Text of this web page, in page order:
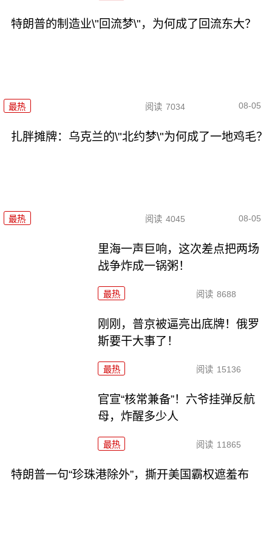
特朗普的制造业\"回流梦\"，为何成了回流东大？
最热 阅读 7034 08-05
扎胖摊牌：乌克兰的\"北约梦\"为何成了一地鸡毛？
最热 阅读 4045 08-05
里海一声巨响，这次差点把两场
战争炸成一锅粥！
最热 阅读 8688
刚刚，普京被逼亮出底牌！俄罗
斯要干大事了！
最热 阅读 15136
官宣“核常兼备”！六爷挂弹反航
母，炸醒多少人
最热 阅读 11865
特朗普一句“珍珠港除外”，撕开美国霸权遮羞布